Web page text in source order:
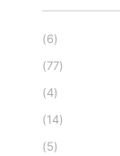
(6)
(77)
(4)
(14)
(5)